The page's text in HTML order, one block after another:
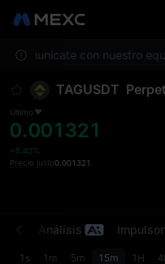
comunícate con nuestro
TAGUSDT
Último
0.001321
+5.42%
Precio justo0.001321
Análisis
1s 1m 5m 15m 1H